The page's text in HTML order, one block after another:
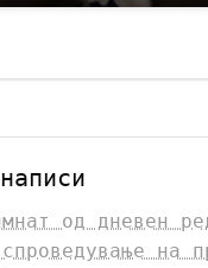
од дневен
на